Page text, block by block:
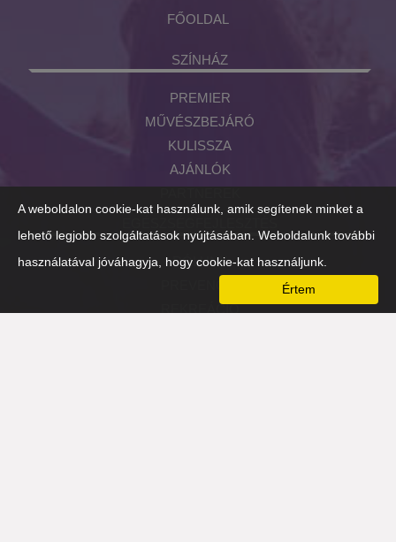
FŐOLDAL
SZÍNHÁZ
PREMIER
MŰVÉSZBEJÁRÓ
KULISSZA
AJÁNLÓK
RÓLUNK
REKREÁCIÓ
A weboldalon cookie-kat használunk, amik segítenek minket a
lehető legjobb szolgáltatások nyújtásában. Weboldalunk további
használatával jóváhagyja, hogy cookie-kat használjunk.
Értem